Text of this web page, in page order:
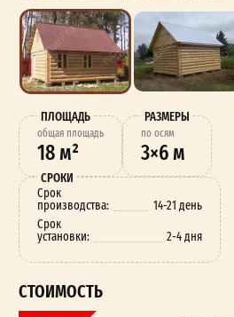
ПЛОЩАДЬ
oбщая площадь
18 м²
РАЗМЕРЫ
по осям
3×6 м
СРОКИ
Срок
производства:
14-21 день
Срок
установки: 2-4 дня
СТОИМОСТЬ